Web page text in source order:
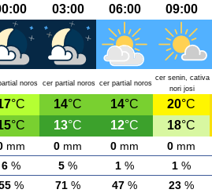
03:00 06:00 09:00
noros cer partial noros cer partial noros
cer senin, cativa
nori josi
°C 14°C 14°C 20°C
°C 13°C 12°C 18°C
mm 0 mm 0 mm 0 mm
6 % 5 % 1 % 1 %
% 71 % 47 % 23 %